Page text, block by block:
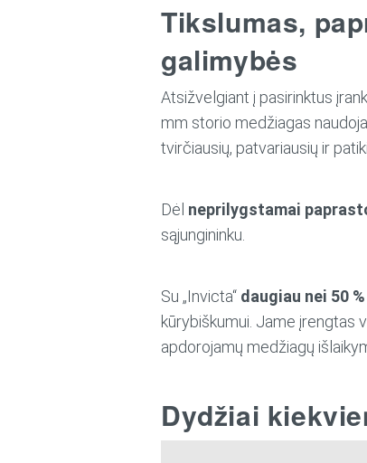
Tikslumas,
galimybės
Atsižvelgiant į pasirinktus
mm storio medžiagas
tvirčiausių, patvariausių ir
Dėl neprilygstamai
sąjungininku.
Su „Invicta“ daugiau nei 50
kūrybiškumui. Jame įrengtas
apdorojamų medžiagų
Dydžiai